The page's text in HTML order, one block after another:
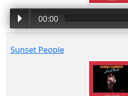
00:00
Sunset People